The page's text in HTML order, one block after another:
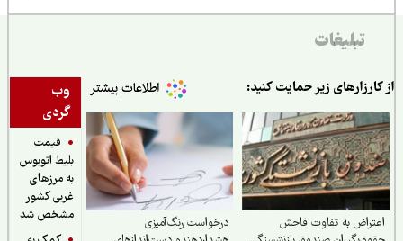
تبلیغات
وب
گردی
قیمت
بلیط اتوبوس
به مرزهای
غربی کشور
مشخص شد
زیر حمایت کنید:
به تفاوت فاحش
درخواست رنگ‌آمیزی